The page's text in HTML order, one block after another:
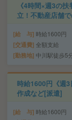
《4時間×週3の
立！不動産店舗
給 与 時給1600円
交通費 全額支給
勤務地 中川駅徒歩5
時給1600円《週
作成など[派遣]
給 与 時給1600円